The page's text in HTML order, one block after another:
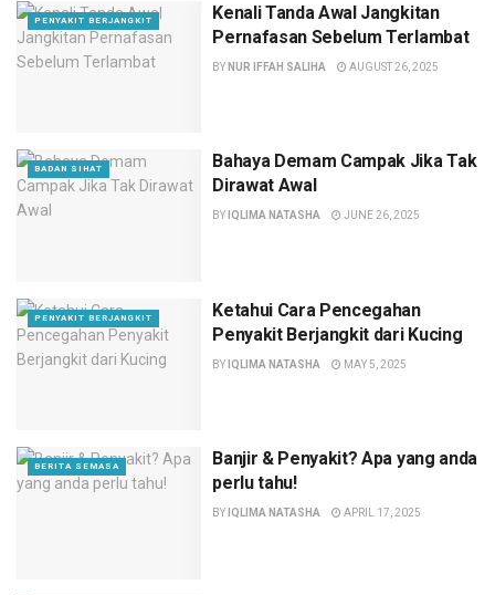
PENYAKIT BERJANGKIT
Kenali Tanda Awal Jangkitan
Pernafasan Sebelum Terlambat
BY NUR IFFAH SALIHA AUGUST 26, 2025
BADAN SIHAT
Bahaya Demam Campak Jika Tak
Dirawat Awal
BY IQLIMA NATASHA JUNE 26, 2025
PENYAKIT BERJANGKIT
Ketahui Cara Pencegahan
Penyakit Berjangkit dari Kucing
BY IQLIMA NATASHA MAY 5, 2025
BERITA SEMASA
Banjir & Penyakit? Apa yang anda
perlu tahu!
BY IQLIMA NATASHA APRIL 17, 2025